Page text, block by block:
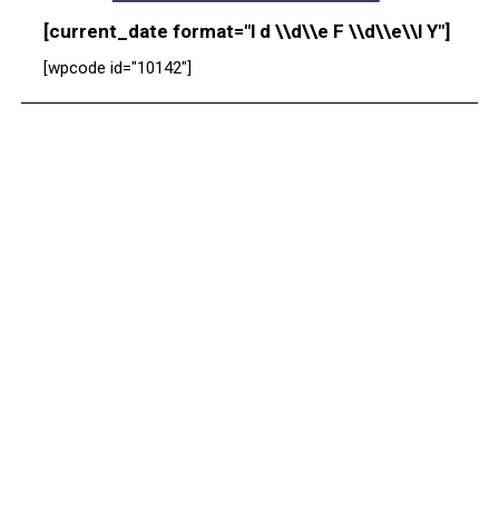
[current_date format="l d \\d\\e F \\d\\e\\l Y"]
[wpcode id="10142"]